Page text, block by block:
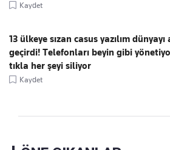
Kaydet
13 ülkeye sızan casus yazılım
geçirdi! Telefonları beyin gibi
tıkla her şeyi siliyor
Kaydet